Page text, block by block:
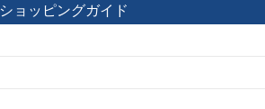
ショッピングガイド